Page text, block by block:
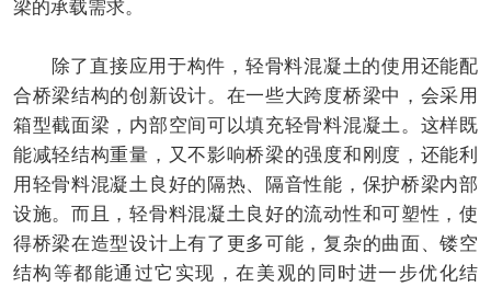
梁的承载需求。
除了直接应用于构件，轻骨料混凝土的使用还能配
合桥梁结构的创新设计。在一些大跨度桥梁中，会采用
箱型截面梁，内部空间可以填充轻骨料混凝土。这样既
能减轻结构重量，又不影响桥梁的强度和刚度，还能利
用轻骨料混凝土良好的隔热、隔音性能，保护桥梁内部
设施。而且，轻骨料混凝土良好的流动性和可塑性，使
得桥梁在造型设计上有了更多可能，复杂的曲面、镂空
结构等都能通过它实现，在美观的同时进一步优化结